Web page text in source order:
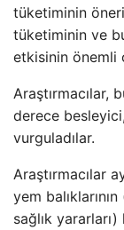
tüketiminin
tüketiminin ve
etkisinin önemli
Araştırmacılar,
derece
vurguladılar.
Araştırmacılar
yem
sağlık